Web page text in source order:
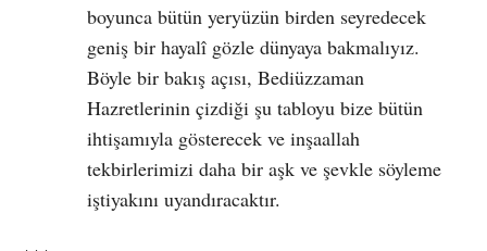
boyunca bütün yeryüzün birden seyredecek
geniş bir hayalî gözle dünyaya bakmalıyız.
Böyle bir bakış açısı, Bediüzzaman
Hazretlerinin çizdiği şu tabloyu bize bütün
ihtişamıyla gösterecek ve inşaallah
tekbirlerimizi daha bir aşk ve şevkle söyleme
iştiyakını uyandıracaktır.